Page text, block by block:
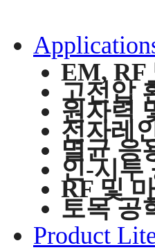
EM, RF
고전압
원자력
전자레
멸균 응
인-시투
RF 및
토목 공
Product